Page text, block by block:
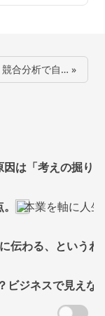
合分析で自… »
は「考えの掘り
本業を軸に人
伝わる、というわ
ビジネスで見えな